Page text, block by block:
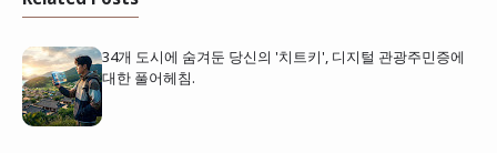
34개 도시에 숨겨둔 당신의 '치트키', 디지털 관광주민증에
대한 풀어헤침.